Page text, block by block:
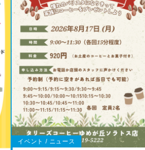
イベント / ニュース